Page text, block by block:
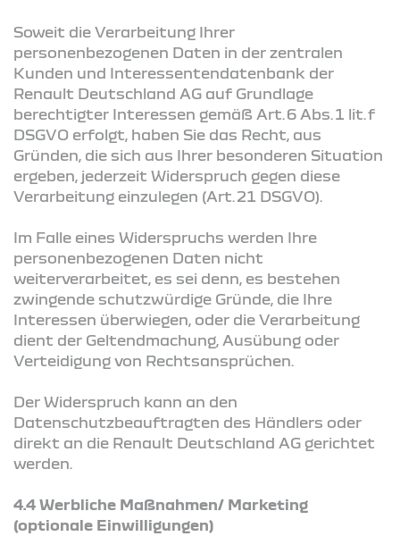
Soweit die Verarbeitung Ihrer
personenbezogenen Daten in der zentralen
Kunden und Interessentendatenbank der
Renault Deutschland AG auf Grundlage
berechtigter Interessen gemäß Art. 6 Abs. 1 lit. f
DSGVO erfolgt, haben Sie das Recht, aus
Gründen, die sich aus Ihrer besonderen Situation
ergeben, jederzeit Widerspruch gegen diese
Verarbeitung einzulegen (Art. 21 DSGVO).
Im Falle eines Widerspruchs werden Ihre
personenbezogenen Daten nicht
weiterverarbeitet, es sei denn, es bestehen
zwingende schutzwürdige Gründe, die Ihre
Interessen überwiegen, oder die Verarbeitung
dient der Geltendmachung, Ausübung oder
Verteidigung von Rechtsansprüchen.
Der Widerspruch kann an den
Datenschutzbeauftragten des Händlers oder
direkt an die Renault Deutschland AG gerichtet
werden.
4.4 Werbliche Maßnahmen/ Marketing
(optionale Einwilligungen)